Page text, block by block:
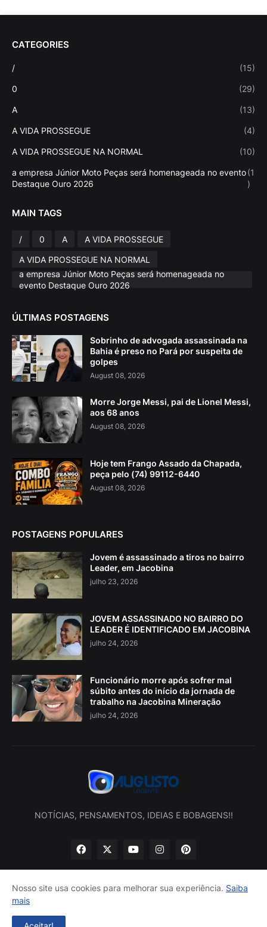
CATEGORIES
/ (15)
0 (29)
A (13)
A VIDA PROSSEGUE (4)
A VIDA PROSSEGUE NA NORMAL (10)
a empresa Júnior Moto Peças será homenageada no evento
Destaque Ouro 2026
(1
)
MAIN TAGS
/ 0 A
A VIDA PROSSEGUE
A VIDA PROSSEGUE NA NORMAL
a empresa Júnior Moto Peças será homenageada no
evento Destaque Ouro 2026
ÚLTIMAS POSTAGENS
Sobrinho de advogada assassinada na
Bahia é preso no Pará por suspeita de
golpes
August 08, 2026
Morre Jorge Messi, pai de Lionel Messi,
aos 68 anos
August 08, 2026
Hoje tem Frango Assado da Chapada,
peça pelo (74) 99112-6440
August 08, 2026
POSTAGENS POPULARES
Jovem é assassinado a tiros no bairro
Leader, em Jacobina
julho 23, 2026
JOVEM ASSASSINADO NO BAIRRO DO
LEADER É IDENTIFICADO EM JACOBINA
julho 24, 2026
Funcionário morre após sofrer mal
súbito antes do início da jornada de
trabalho na Jacobina Mineração
julho 24, 2026
NOTÍCIAS, PENSAMENTOS, IDEIAS E BOBAGENS!!
Início
Nosso site usa cookies para melhorar sua experiência. Saiba
mais